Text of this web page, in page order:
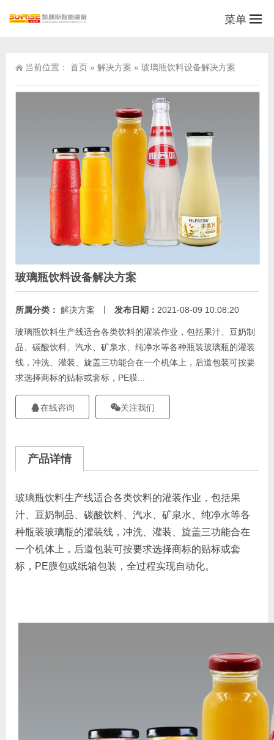
菜单
当前位置： 首页 » 解决方案 » 玻璃瓶饮料设备解决方案
玻璃瓶饮料设备解决方案
所属分类： 解决方案 | 发布日期： 2021-08-09 10:08:20
玻璃瓶饮料生产线适合各类饮料的灌装作业，包括果汁、豆奶制
品、碳酸饮料、汽水、矿泉水、纯净水等各种瓶装玻璃瓶的灌装
线，冲洗、灌装、旋盖三功能合在一个机体上，后道包装可按要
求选择商标的贴标或套标，PE膜...
在线咨询 关注我们
产品详情
玻璃瓶饮料生产线适合各类饮料的灌装作业，包括果
汁、豆奶制品、碳酸饮料、汽水、矿泉水、纯净水等各
种瓶装玻璃瓶的灌装线，冲洗、灌装、旋盖三功能合在
一个机体上，后道包装可按要求选择商标的贴标或套
标，PE膜包或纸箱包装，全过程实现自动化。